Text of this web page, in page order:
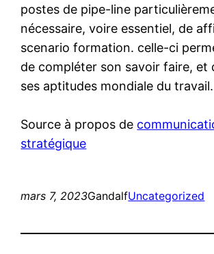
postes de pipe-line
nécessaire, voire essentiel, de
scenario formation. celle-ci
de compléter son savoir faire, et
ses aptitudes mondiale du travail.
Source à propos de
stratégique
mars 7, 2023GandalfUncategorized